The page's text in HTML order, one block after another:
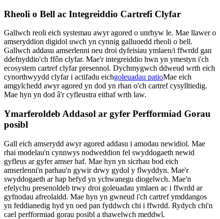
Rheoli o Bell ac Integreiddio Cartrefi Clyfar
Gallwch reoli eich systemau awyr agored o unrhyw le. Mae llawer o
amseryddion digidol uwch yn cynnig galluoedd rheoli o bell.
Gallwch addasu amserlenni neu droi dyfeisiau ymlaen/i ffwrdd gan
ddefnyddio'ch ffôn clyfar. Mae'r integreiddio hwn yn ymestyn i'ch
ecosystem cartref clyfar presennol. Dychmygwch ddweud wrth eich
cynorthwyydd clyfar i actifadu eichgoleuadau patioMae eich
amgylchedd awyr agored yn dod yn rhan o'ch cartref cysylltiedig.
Mae hyn yn dod â'r cyfleustra eithaf wrth law.
Ymarferoldeb Addasol ar gyfer Perfformiad Gorau
posibl
Gall eich amserydd awyr agored addasu i amodau newidiol. Mae
rhai modelau'n cynnwys nodweddion fel swyddogaeth newid
gyfleus ar gyfer amser haf. Mae hyn yn sicrhau bod eich
amserlenni'n parhau'n gywir drwy gydol y flwyddyn. Mae'r
swyddogaeth ar hap hefyd yn ychwanegu diogelwch. Mae'n
efelychu presenoldeb trwy droi goleuadau ymlaen ac i ffwrdd ar
gyfnodau afreolaidd. Mae hyn yn gwneud i'ch cartref ymddangos
yn feddianedig hyd yn oed pan fyddwch chi i ffwrdd. Rydych chi'n
cael perfformiad gorau posibl a thawelwch meddwl.